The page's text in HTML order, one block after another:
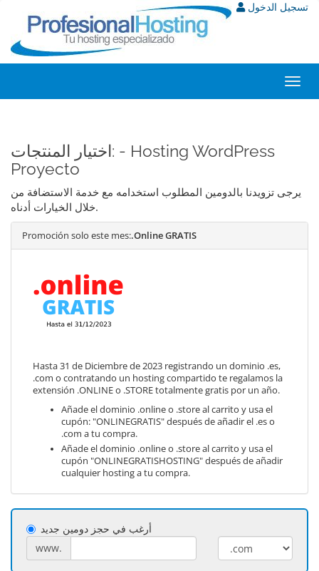
تسجيل الدخول
اختيار المنتجات: - Hosting WordPress
Proyecto
يرجى تزويدنا بالدومين المطلوب استخدامه مع خدمة الاستضافة من
خلال الخيارات أدناه.
Promoción solo este mes:.Online GRATIS
Hasta 31 de Diciembre de 2023 registrando un dominio .es,
.com o contratando un hosting compartido te regalamos la
extensión .ONLINE o .STORE totalmente gratis por un año.
Añade el dominio .online o .store al carrito y usa el
cupón: "ONLINEGRATIS" después de añadir el .es o
.com a tu compra.
Añade el dominio .online o .store al carrito y usa el
cupón "ONLINEGRATISHOSTING" después de añadir
cualquier hosting a tu compra.
أرغب في حجز دومين جديد
www.